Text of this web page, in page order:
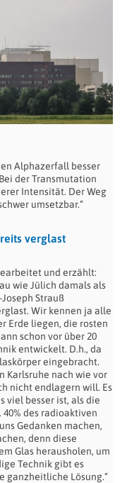
Alphazerfall besser
der Transmutation
Intensität. Der Weg
umsetzbar.“
verglast
und erzählt:
wie Jülich damals als
Strauß
Wir kennen ja alle
Erde liegen, die rosten
schon vor über 20
entwickelt. D.h., da
eingebracht.
Karlsruhe nach wie vor
nicht endlagern will. Es
viel besser ist, als die
40% des radioaktiven
Gedanken machen,
denn diese
Glas herausholen, um
Technik gibt es
ganzheitliche Lösung.“